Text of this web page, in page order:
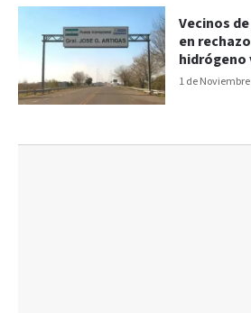
1 de
Vecinos
en
hidrógeno